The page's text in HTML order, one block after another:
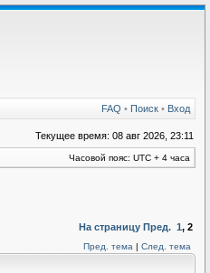
FAQ • Поиск • Вход
Текущее время: 08 авг 2026, 23:11
Часовой пояс: UTC + 4 часа
На страницу Пред. 1, 2
Пред. тема | След. тема